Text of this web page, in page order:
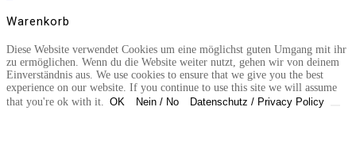
Warenkorb
Diese Website verwendet Cookies um eine möglichst guten Umgang mit ihr
zu ermöglichen. Wenn du die Website weiter nutzt, gehen wir von deinem
Einverständnis aus. We use cookies to ensure that we give you the best
experience on our website. If you continue to use this site we will assume
that you're ok with it.
OK Nein / No Datenschutz / Privacy Policy